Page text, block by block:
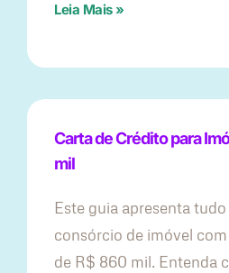
Leia Mais »
Carta de Crédito para
mil
Este guia apresenta
consórcio de imóvel
de R$ 860 mil. Entenda